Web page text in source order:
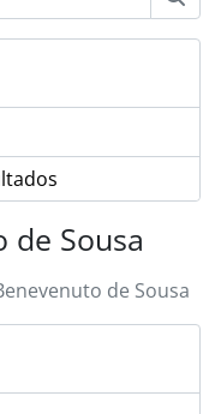
de Sousa
de Sousa